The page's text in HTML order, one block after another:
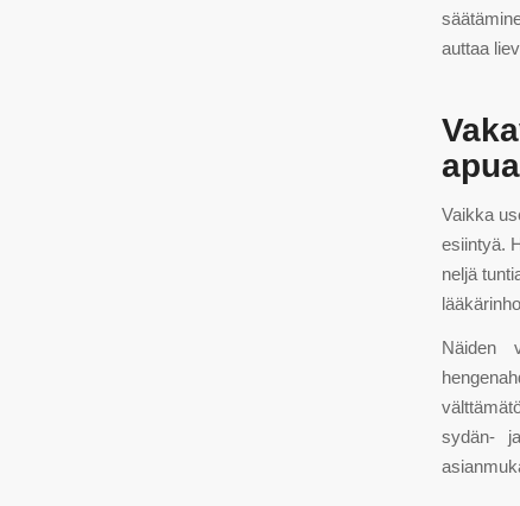
auttaa
apua
Vaikka
esiintyä.
neljä
Näiden
sydän-